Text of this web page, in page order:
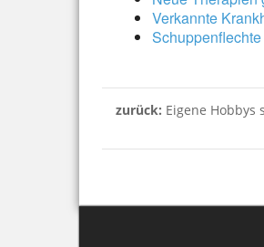
Verkannte
zurück: Eigene